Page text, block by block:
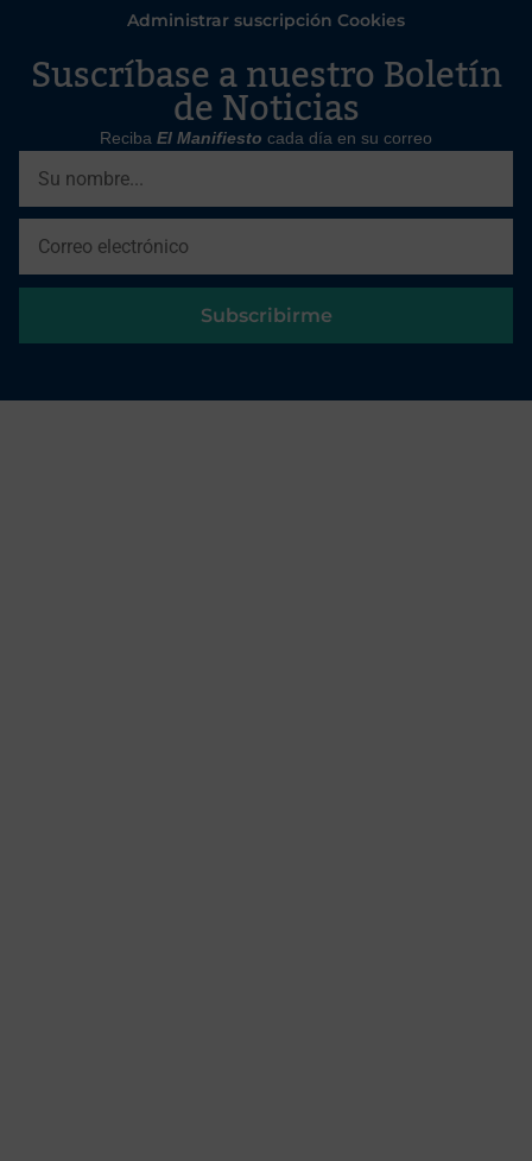
Administrar suscripción Cookies
Suscríbase a nuestro Boletín
de Noticias
Reciba El Manifiesto cada día en su correo
Subscribirme